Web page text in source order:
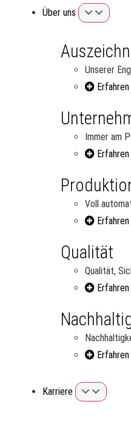
Über uns
Unserer
Erfahren
Immer am
Erfahren
Voll
Erfahren
Qualität
Qualität,
Erfahren
Erfahren
Karriere